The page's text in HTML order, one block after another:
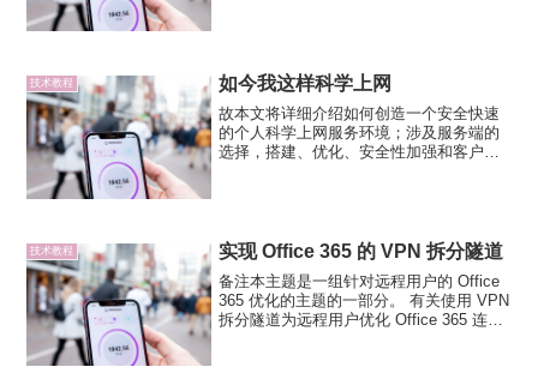
技术教程 如今我这样科学上网
故本文将详细介绍如何创造一个安全快速
的个人科学上网服务环境；涉及服务端的
选择，搭建、优化、安全性加强和客户端
技术教程 实现 Office 365 的 VPN 拆分隧道
备注本主题是一组针对远程用户的 Office
365 优化的主题的一部分。 有关使用 VPN
拆分隧道为远程用户优化 Office 365 连接